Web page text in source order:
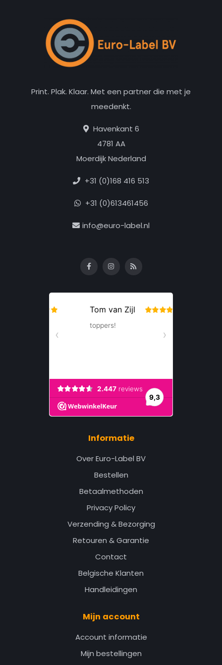
Print. Plak. Klaar. Met een partner die met je
meedenkt.
Havenkant 6
4781 AA
Moerdijk Nederland
+31 (0)168 416 513
+31 (0)613461456
info@euro-label.nl
Informatie
Over Euro-Label BV
Bestellen
Betaalmethoden
Privacy Policy
Verzending & Bezorging
Retouren & Garantie
Contact
Belgische Klanten
Handleidingen
Mijn account
Account informatie
Mijn bestellingen